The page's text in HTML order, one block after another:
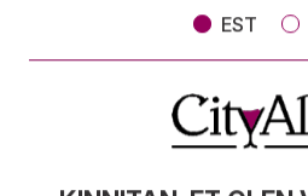
EST
mulda - tegu oli siis veel
uusi projekte, uusi
uut haritavat maad.